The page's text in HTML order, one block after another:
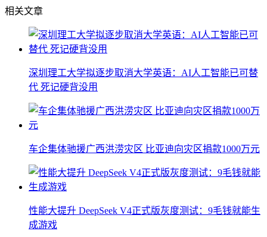
相关文章
深圳理工大学拟逐步取消大学英语：AI人工智能已可替
代 死记硬背没用
车企集体驰援广西洪涝灾区 比亚迪向灾区捐款1000万元
性能大提升 DeepSeek V4正式版灰度测试：9毛钱就能生
成游戏